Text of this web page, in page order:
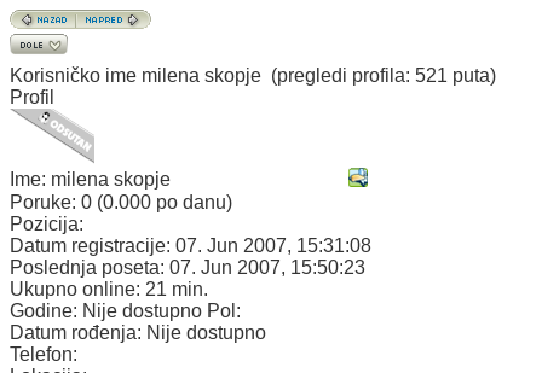
Korisničko ime milena skopje (pregledi profila: 521 puta)
Profil
Ime: milena skopje
Poruke: 0 (0.000 po danu)
Pozicija:
Datum registracije: 07. Jun 2007, 15:31:08
Poslednja poseta: 07. Jun 2007, 15:50:23
Ukupno online: 21 min.
Godine: Nije dostupno Pol:
Datum rođenja: Nije dostupno
Telefon: